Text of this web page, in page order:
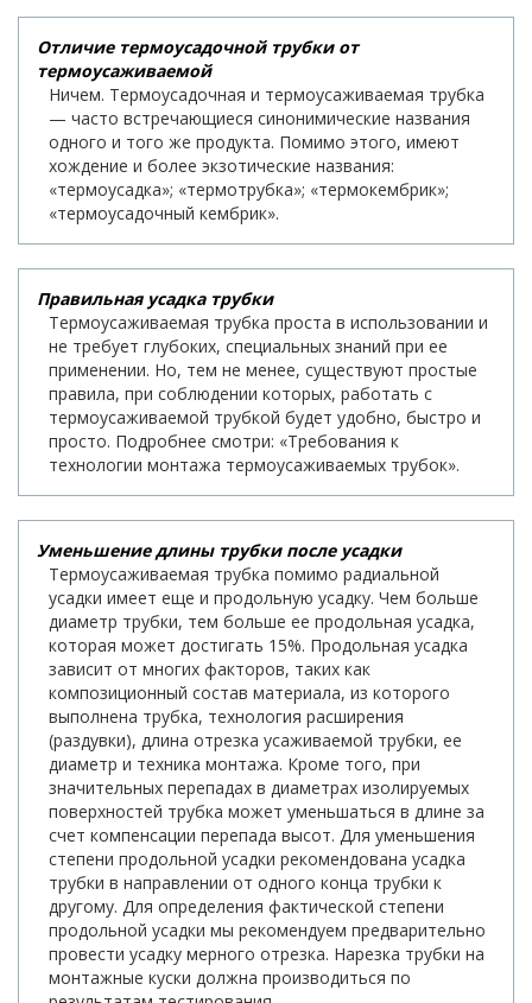
Отличие термоусадочной трубки от
термоусаживаемой
Ничем. Термоусадочная и термоусаживаемая трубка
— часто встречающиеся синонимические названия
одного и того же продукта. Помимо этого, имеют
хождение и более экзотические названия:
«термоусадка»; «термотрубка»; «термокембрик»;
«термоусадочный кембрик».
Правильная усадка трубки
Термоусаживаемая трубка проста в использовании и
не требует глубоких, специальных знаний при ее
применении. Но, тем не менее, существуют простые
правила, при соблюдении которых, работать с
термоусаживаемой трубкой будет удобно, быстро и
просто. Подробнее смотри: «Требования к
технологии монтажа термоусаживаемых трубок».
Уменьшение длины трубки после усадки
Термоусаживаемая трубка помимо радиальной
усадки имеет еще и продольную усадку. Чем больше
диаметр трубки, тем больше ее продольная усадка,
которая может достигать 15%. Продольная усадка
зависит от многих факторов, таких как
композиционный состав материала, из которого
выполнена трубка, технология расширения
(раздувки), длина отрезка усаживаемой трубки, ее
диаметр и техника монтажа. Кроме того, при
значительных перепадах в диаметрах изолируемых
поверхностей трубка может уменьшаться в длине за
счет компенсации перепада высот. Для уменьшения
степени продольной усадки рекомендована усадка
трубки в направлении от одного конца трубки к
другому. Для определения фактической степени
продольной усадки мы рекомендуем предварительно
провести усадку мерного отрезка. Нарезка трубки на
монтажные куски должна производиться по